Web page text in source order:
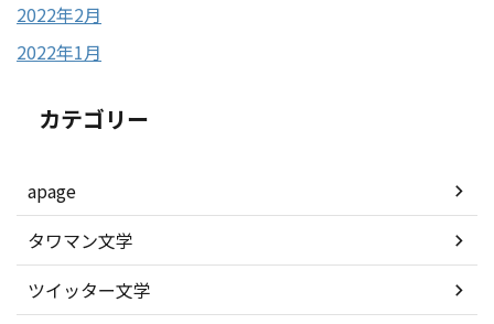
2022年2月
2022年1月
カテゴリー
apage
タワマン文学
ツイッター文学